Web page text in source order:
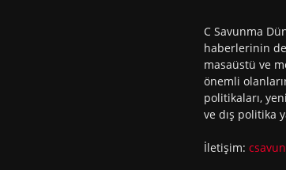
C Savunma
haberlerinin
masaüstü ve
önemli
politikaları,
ve dış politika
İletişim: